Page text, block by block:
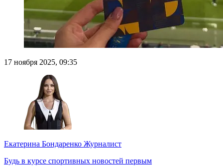
17 ноября 2025, 09:35
Екатерина Бондаренко Журналист
Будь в курсе спортивных новостей первым